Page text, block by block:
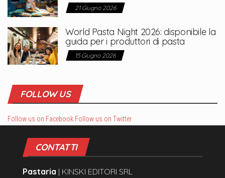
21 Giugno 2026
World Pasta Night 2026: disponibile la
guida per i produttori di pasta
15 Giugno 2026
FOLLOW US
Follow us on Facebook Follow us on Twitter
CONTATTI
Pastaria | KINSKI EDITORI SRL